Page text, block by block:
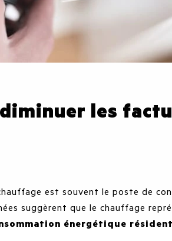
les
est souvent le poste de
suggèrent que le chauffage
énergétique